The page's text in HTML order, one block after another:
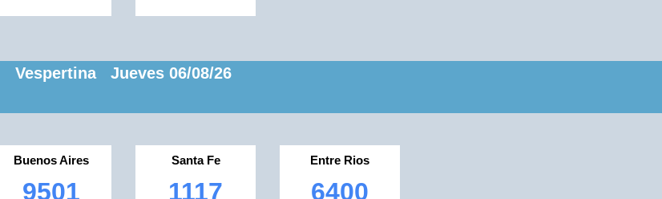
Vespertina Jueves 06/08/26
Buenos Aires
9501
Santa Fe
1117
Entre Rios
6400